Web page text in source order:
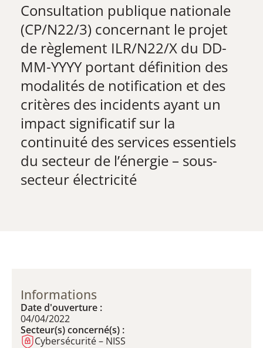
Consultation publique nationale
(CP/N22/3) concernant le projet
de règlement ILR/N22/X du DD-
MM-YYYY portant définition des
modalités de notification et des
critères des incidents ayant un
impact significatif sur la
continuité des services essentiels
du secteur de l’énergie – sous-
secteur électricité
Informations
Date d'ouverture :
04/04/2022
Secteur(s) concerné(s) :
Cybersécurité – NISS